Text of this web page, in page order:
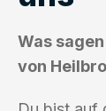
Was
von